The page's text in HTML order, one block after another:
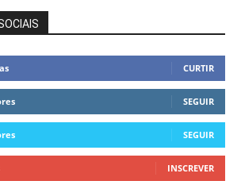
CURTIR
SEGUIR
SEGUIR
INSCREVER